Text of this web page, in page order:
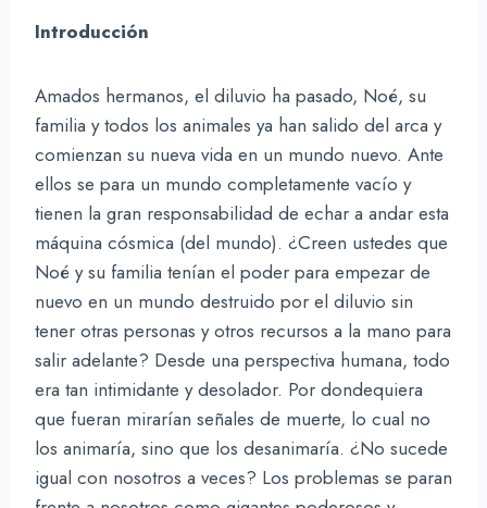
Introducción
Amados hermanos, el diluvio ha pasado, Noé, su
familia y todos los animales ya han salido del arca y
comienzan su nueva vida en un mundo nuevo. Ante
ellos se para un mundo completamente vacío y
tienen la gran responsabilidad de echar a andar esta
máquina cósmica (del mundo). ¿Creen ustedes que
Noé y su familia tenían el poder para empezar de
nuevo en un mundo destruido por el diluvio sin
tener otras personas y otros recursos a la mano para
salir adelante? Desde una perspectiva humana, todo
era tan intimidante y desolador. Por dondequiera
que fueran mirarían señales de muerte, lo cual no
los animaría, sino que los desanimaría. ¿No sucede
igual con nosotros a veces? Los problemas se paran